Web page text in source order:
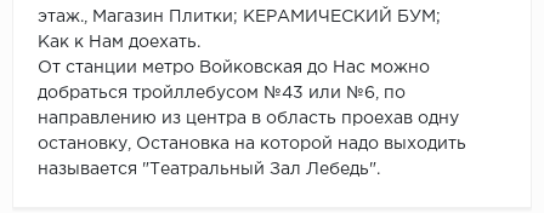
этаж., Магазин Плитки; КЕРАМИЧЕСКИЙ БУМ;
Как к Нам доехать.
От станции метро Войковская до Нас можно
добраться тройллебусом №43 или №6, по
направлению из центра в область проехав одну
остановку, Остановка на которой надо выходить
называется "Театральный Зал Лебедь".